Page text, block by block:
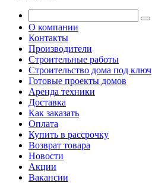
О компании
Контакты
Производители
Строительные работы
Строительство дома под ключ
Готовые проекты домов
Аренда техники
Доставка
Как заказать
Оплата
Купить в рассрочку
Возврат товара
Новости
Акции
Вакансии